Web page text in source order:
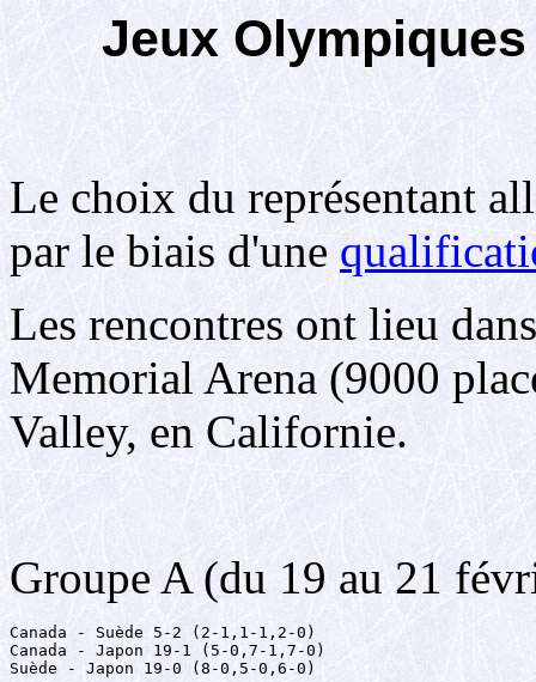
Jeux
Le choix du représentant
par le biais d'une
Les rencontres ont lieu
Memorial Arena (9000
Valley, en Californie.
Groupe A (du 19 au 21
Canada - Suède 5-2 (2-1,1-1,2-0)
Canada - Japon 19-1 (5-0,7-1,7-0)
Suède - Japon 19-0 (8-0,5-0,6-0)